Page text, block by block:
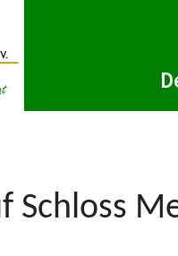
Schloss